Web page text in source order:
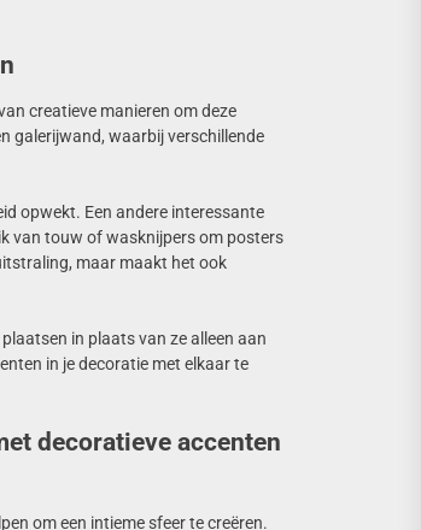
creatieve manieren om deze
galerijwand, waarbij verschillende
opwekt. Een andere interessante
van touw of wasknijpers om posters
maar maakt het ook
in plaats van ze alleen aan
in je decoratie met elkaar te
decoratieve accenten
om een intieme sfeer te creëren.